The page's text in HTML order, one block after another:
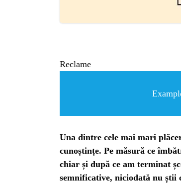
Reclame
Una dintre cele mai mari
cunoștințe. Pe măsură ce
chiar și după ce am terminat
semnificative, niciodată nu știi